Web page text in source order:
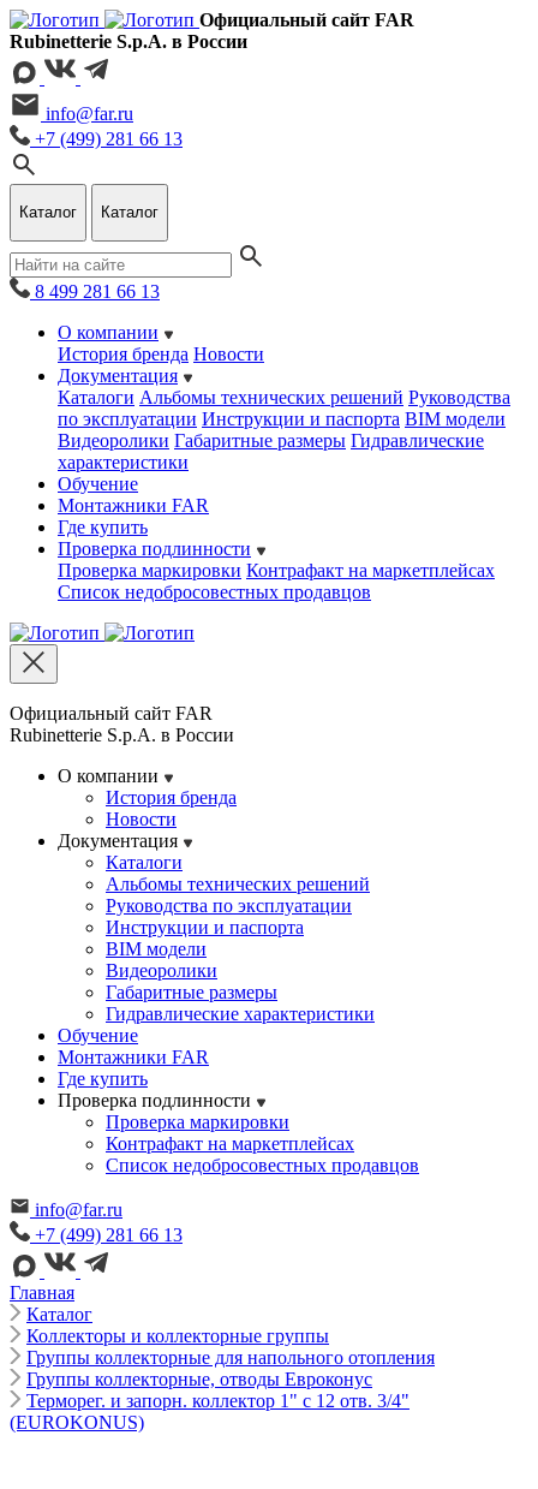
Официальный сайт FAR
Rubinetterie S.p.A. в России
info@far.ru
+7 (499) 281 66 13
Каталог Каталог
8 499 281 66 13
О компании
История бренда Новости
Документация
Каталоги Альбомы технических решений Руководства
по эксплуатации Инструкции и паспорта BIM модели
Видеоролики Габаритные размеры Гидравлические
характеристики
Обучение
Монтажники FAR
Где купить
Проверка подлинности
Проверка маркировки Контрафакт на маркетплейсах
Cписок недобросовестных продавцов
Официальный сайт FAR
Rubinetterie S.p.A. в России
О компании
История бренда
Новости
Документация
Каталоги
Альбомы технических решений
Руководства по эксплуатации
Инструкции и паспорта
BIM модели
Видеоролики
Габаритные размеры
Гидравлические характеристики
Обучение
Монтажники FAR
Где купить
Проверка подлинности
Проверка маркировки
Контрафакт на маркетплейсах
Cписок недобросовестных продавцов
info@far.ru
+7 (499) 281 66 13
Главная
Каталог
Коллекторы и коллекторные группы
Группы коллекторные для напольного отопления
Группы коллекторные, отводы Евроконус
Терморег. и запорн. коллектор 1" с 12 отв. 3/4"
(EUROKONUS)